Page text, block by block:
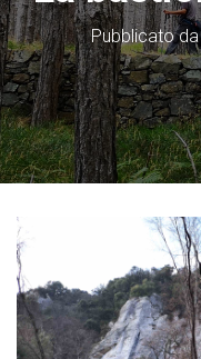
Pubblicato